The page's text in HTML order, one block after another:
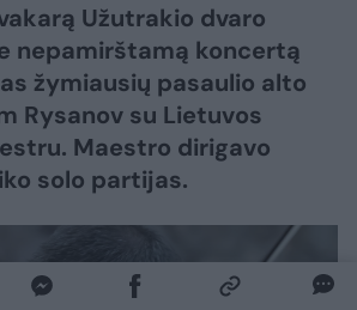
Užutrakio dvaro
nepamirštamą koncertą
žymiausių pasaulio alto
Rysanov su Lietuvos
Maestro dirigavo
solo partijas.